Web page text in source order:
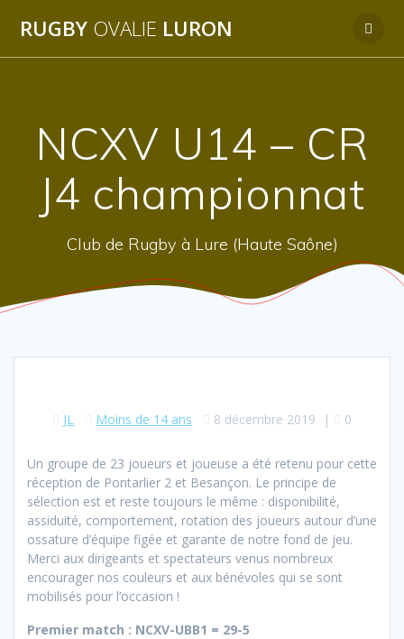
au
RUGBY OVALIE LURON
NCXV U14 – CR
J4 championnat
Club de Rugby à Lure (Haute Saône)
JL Moins de 14 ans 8 décembre 2019 | 0
Un groupe de 23 joueurs et joueuse a été retenu pour cette
réception de Pontarlier 2 et Besançon. Le principe de
sélection est et reste toujours le même : disponibilité,
assiduité, comportement, rotation des joueurs autour d’une
ossature d’équipe figée et garante de notre fond de jeu.
Merci aux dirigeants et spectateurs venus nombreux
encourager nos couleurs et aux bénévoles qui se sont
mobilisés pour l’occasion !
Premier match : NCXV-UBB1 = 29-5